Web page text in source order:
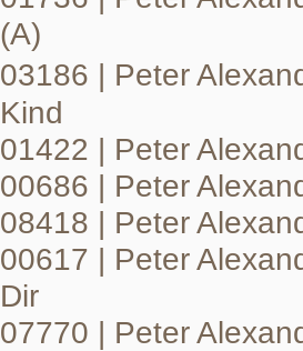
(A)
03186 | Peter
Kind
01422 | Peter
00686 | Peter
08418 | Peter
00617 | Peter
Dir
07770 | Peter